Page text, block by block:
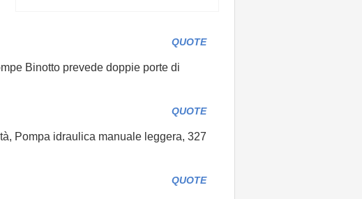
QUOTE
Binotto prevede doppie porte di
QUOTE
Pompa idraulica manuale leggera, 327
QUOTE